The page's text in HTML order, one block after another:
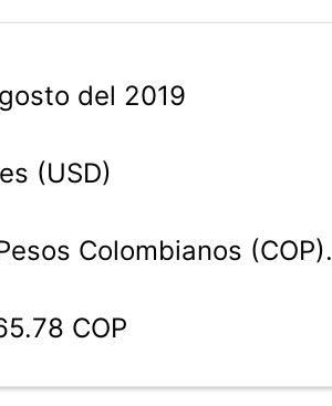
del 2019
(USD)
Colombianos (COP).
COP